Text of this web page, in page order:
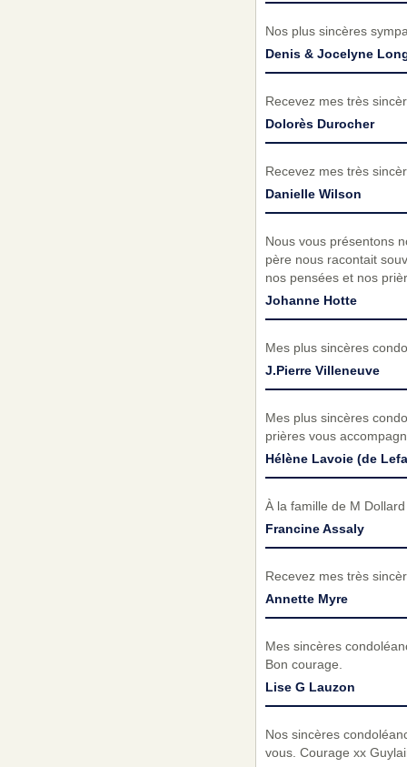
Nos plus sincères
Denis & Jocelyne
Recevez mes très
Dolorès Durocher
Recevez mes très
Danielle Wilson
Nous vous présentons
père nous racontait
nos pensées et nos
Johanne Hotte
Mes plus sincères
J.Pierre Villeneuve
Mes plus sincères
prières vous
Hélène Lavoie (de
À la famille de M
Francine Assaly
Recevez mes très
Annette Myre
Mes sincères
Bon courage.
Lise G Lauzon
Nos sincères
vous. Courage xx